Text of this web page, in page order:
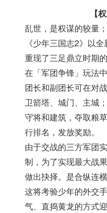
【
乱世，是权谋的较量
《少年三国志2》以全
重现了三足鼎立时期
在「军团争锋」玩法中
团长和副团长可在对
卫箭塔、城门、主城
守将和建筑，夺取粮
行排名，发放奖励。
由于交战的三方军团
制，为了实现最大战
做出抉择。是合纵连
这将考验少年的外交
气、直捣黄龙的方式